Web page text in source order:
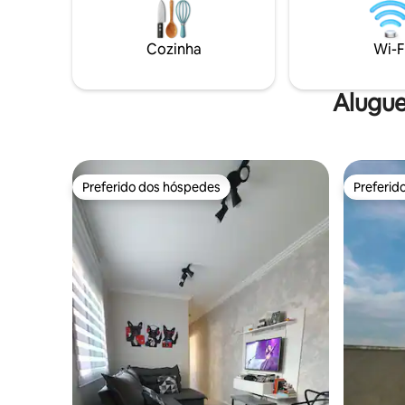
Cozinha Wi-
Preferido dos hóspedes
Preferido dos hóspedes